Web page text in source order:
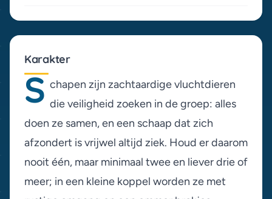
Karakter
S chapen zijn zachtaardige vluchtdieren
die veiligheid zoeken in de groep: alles
doen ze samen, en een schaap dat zich
afzondert is vrijwel altijd ziek. Houd er daarom
nooit één, maar minimaal twee en liever drie of
meer; in een kleine koppel worden ze met